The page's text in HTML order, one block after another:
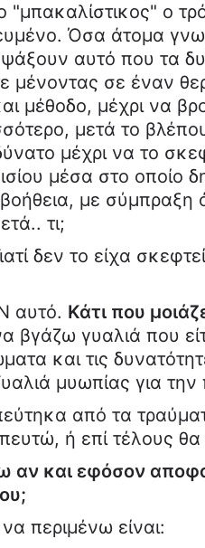
"μπακαλίστικος" ο
Όσα άτομα
ψάξουν αυτό που τα
μένοντας σε έναν
μέθοδο, μέχρι να
μετά το
μέχρι να το
μέσα στο οποίο
με
τι;
δεν το είχα
αυτό. Κάτι που
βγάζω γυαλιά που
και τις
μυωπίας για
από τα
ή επί τέλους
αν και εφόσον
περιμένω είναι: